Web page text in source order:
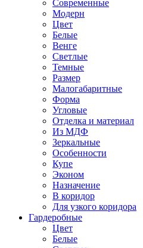
Современные
Модерн
Цвет
Белые
Венге
Светлые
Темные
Размер
Малогабаритные
Форма
Угловые
Отделка и материал
Из МДФ
Зеркальные
Особенности
Купе
Эконом
Назначение
В коридор
Для узкого коридора
Гардеробные
Цвет
Белые